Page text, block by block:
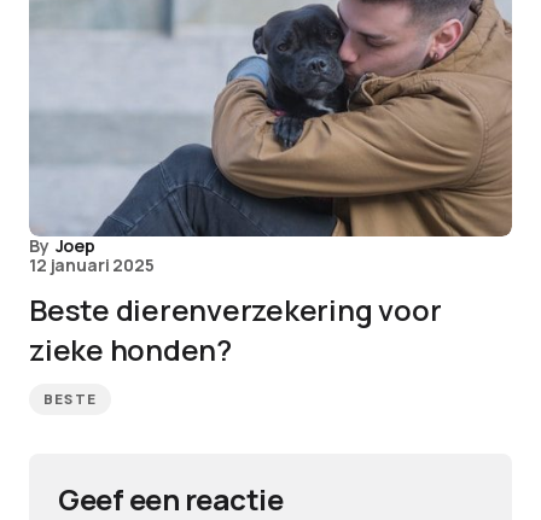
By Joep
12 januari 2025
Beste dierenverzekering voor
zieke honden?
BESTE
Geef een reactie